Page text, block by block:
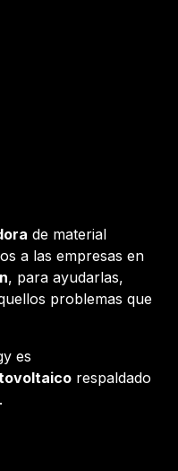
de material
a las empresas en
, para ayudarlas,
problemas que
es
respaldado